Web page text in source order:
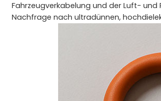
Fahrzeugverkabelung und der Luft-
Nachfrage nach ultradünnen,